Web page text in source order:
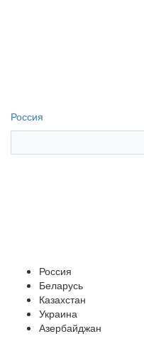
Россия
Россия
Беларусь
Казахстан
Украина
Азербайджан